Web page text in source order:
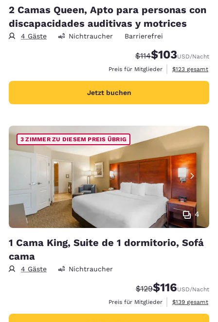
2 Camas Queen, Apto para personas con
discapacidades auditivas y motrices
4 Gäste Nichtraucher Barrierefrei
Durchgestrichener
$114Vergünstigter
$103USD/Nacht
Preis für Mitglieder
Geschätzte
$123 gesamt
Jetzt buchen
4
3 ZIMMER ZU DIESEM PREIS ÜBRIG
1 Cama King, Suite de 1 dormitorio, Sofá
cama
4 Gäste Nichtraucher
Durchgestrichener
$129Vergünstigter
$116USD/Nacht
Preis für Mitglieder
Geschätzte
$139 gesamt